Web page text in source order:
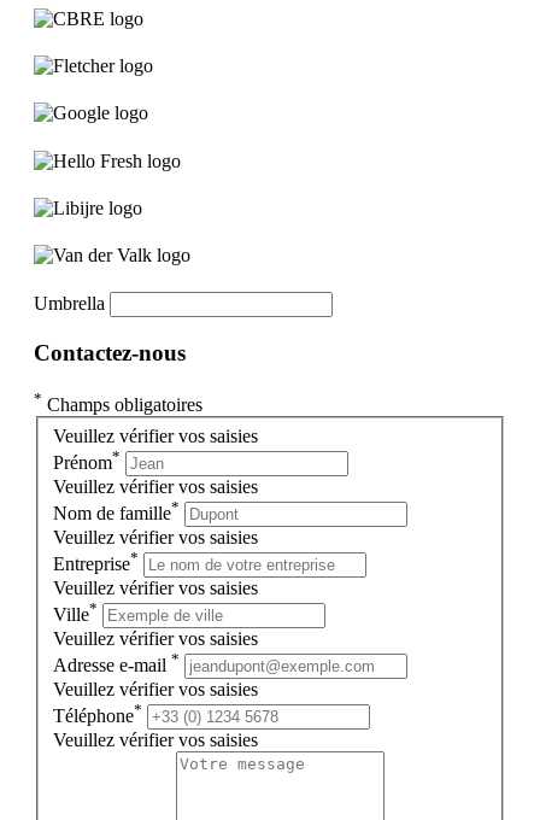
Umbrella
Contactez-nous
* Champs obligatoires
Veuillez vérifier vos saisies
Prénom*
Veuillez vérifier vos saisies
Nom de famille*
Veuillez vérifier vos saisies
Entreprise*
Veuillez vérifier vos saisies
Ville*
Veuillez vérifier vos saisies
Adresse e-mail *
Veuillez vérifier vos saisies
Téléphone*
Veuillez vérifier vos saisies